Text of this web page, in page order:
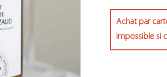
Achat par
impossible si